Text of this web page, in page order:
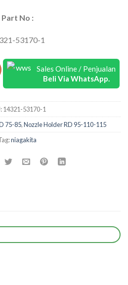
Part No :
53170-1
RD 75-85-105-115
Sales Online / Penjualan
Beli Via WhatsApp.
14321-53170-1
75-85,Nozzle Holder RD 95-110-115
niagakita